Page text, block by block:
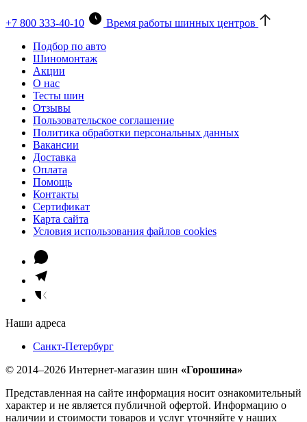
+7 800 333-40-10
Время работы шинных центров
Подбор по авто
Шиномонтаж
Акции
О нас
Тесты шин
Отзывы
Пользовательское соглашение
Политика обработки персональных данных
Вакансии
Доставка
Оплата
Помощь
Контакты
Сертификат
Карта сайта
Условия использования файлов cookies
Наши адреса
Санкт-Петербург
© 2014–2026 Интернет-магазин шин «Горошина»
Представленная на сайте информация носит ознакомительный
характер и не является публичной офертой. Информацию о
наличии и стоимости товаров и услуг уточняйте у наших